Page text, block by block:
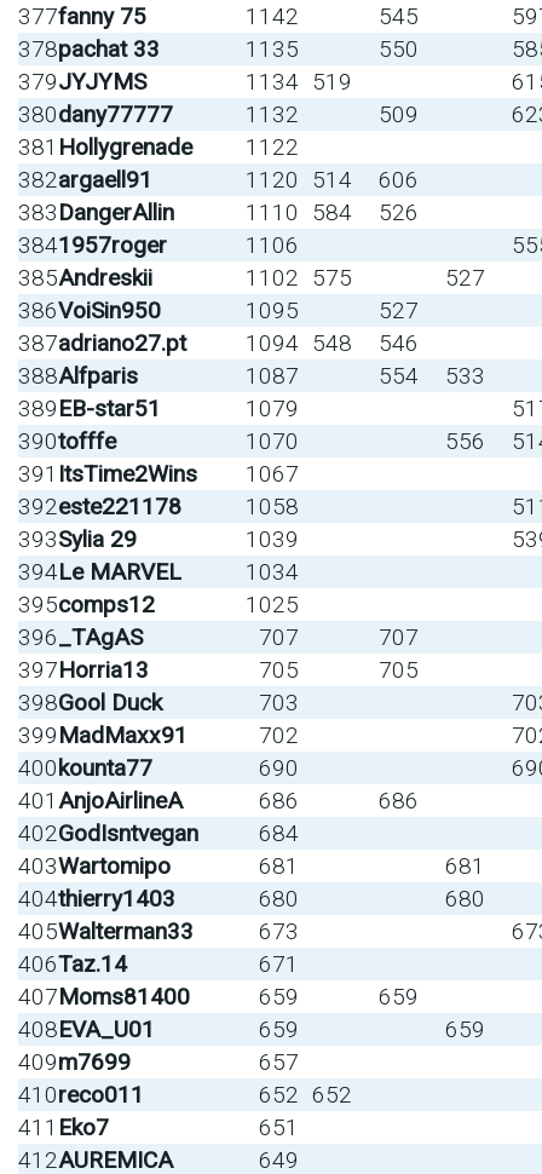
377fanny 75 1142 545
378pachat 33 1135 550
379JYJYMS 1134 519
380dany77777 1132 509
381 Hollygrenade
1122
382argaell91 1120 514
606
383DangerAllin 1110 584
526
3841957roger 1106
385Andreskii 1102 575
527
386VoiSin950 1095
527
387adriano27.pt 1094 548
546
388Alfparis 1087 554
533
389EB-star51 1079
390tofffe 1070 556
391 ItsTime2Wins
1067
392este221178 1058
393Sylia 29 1039
394Le MARVEL
1034
395comps12
1025
396_TAgAS 707
707
397Horria13 705
705
398Gool Duck 703
399MadMaxx91 702
400kounta77 690
401 AnjoAirlineA 686
686
402GodIsntvegan
684
403Wartomipo 681
681
404thierry1403 680
680
405Walterman33 673
406Taz.14
671
407Moms81400 659
659
408EVA_U01 659
659
409m7699
657
410reco011 652 652
411 Eko7
651
412AUREMICA 649